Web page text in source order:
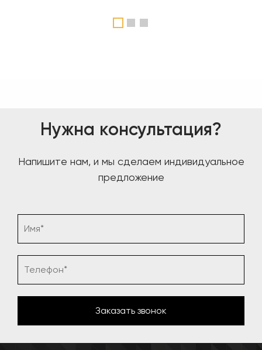
1 2 3
Нужна консультация?
Напишите нам, и мы сделаем индивидуальное
предложение